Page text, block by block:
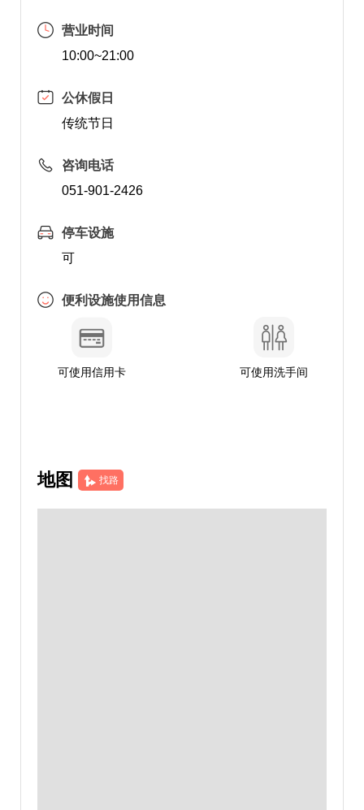
营业时间
10:00~21:00
公休假日
传统节日
咨询电话
051-901-2426
停车设施
可
便利设施使用信息
可使用信用卡 可使用洗手间
地图 找路